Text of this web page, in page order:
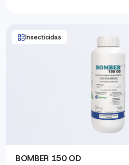
Insecticidas
BOMBER 150 OD